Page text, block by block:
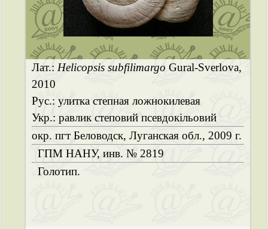
Лат.: Helicopsis subfilimargo Gural-Sverlova,
2010
Рус.: улитка степная ложнокилевая
Укр.: равлик степовий псевдокільовий
окр. пгт Беловодск, Луганская обл., 2009 г.
ГПМ НАНУ, инв. № 2819
Голотип.